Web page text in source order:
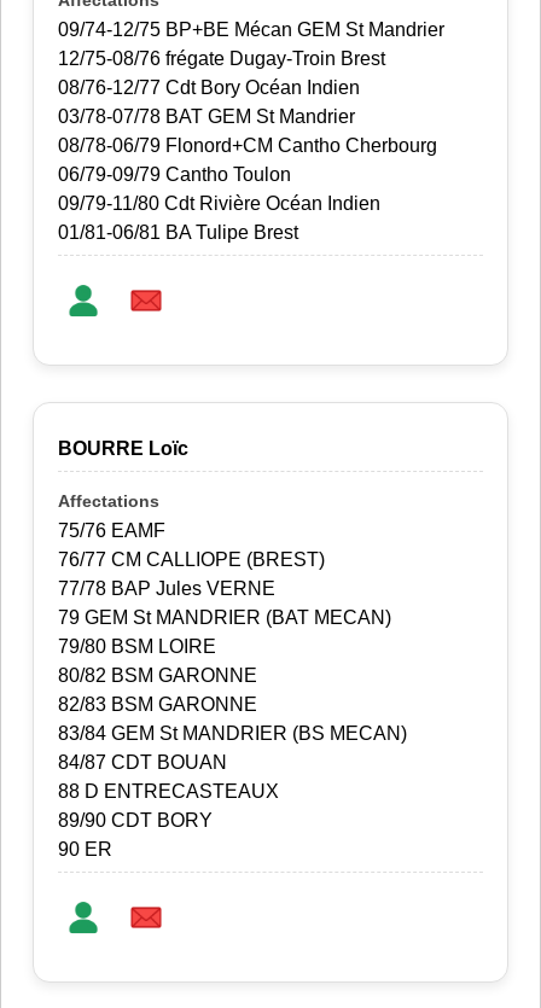
09/74-12/75 BP+BE Mécan GEM St Mandrier
12/75-08/76 frégate Dugay-Troin Brest
08/76-12/77 Cdt Bory Océan Indien
03/78-07/78 BAT GEM St Mandrier
08/78-06/79 Flonord+CM Cantho Cherbourg
06/79-09/79 Cantho Toulon
09/79-11/80 Cdt Rivière Océan Indien
01/81-06/81 BA Tulipe Brest
BOURRE Loïc
75/76 EAMF
76/77 CM CALLIOPE (BREST)
77/78 BAP Jules VERNE
79 GEM St MANDRIER (BAT MECAN)
79/80 BSM LOIRE
80/82 BSM GARONNE
82/83 BSM GARONNE
83/84 GEM St MANDRIER (BS MECAN)
84/87 CDT BOUAN
88 D ENTRECASTEAUX
89/90 CDT BORY
90 ER